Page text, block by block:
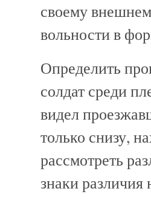
своему
вольности в
Определить
солдат среди
видел
только снизу,
рассмотреть
знаки различия